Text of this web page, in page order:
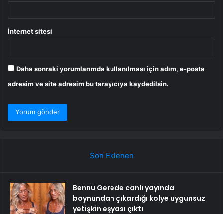
İnternet sitesi
Daha sonraki yorumlarımda kullanılması için adım, e-posta
adresim ve site adresim bu tarayıcıya kaydedilsin.
Son Eklenen
Bennu Gerede canlı yayında
boynundan çıkardığı kolye uygunsuz
yetişkin eşyası çıktı